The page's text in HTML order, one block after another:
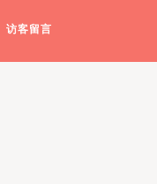
访客留言